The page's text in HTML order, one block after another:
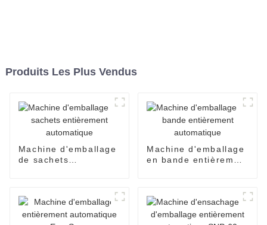
Produits Les Plus Vendus
Machine d'emballage
de sachets
Machine d'emballage
en bande entièrement